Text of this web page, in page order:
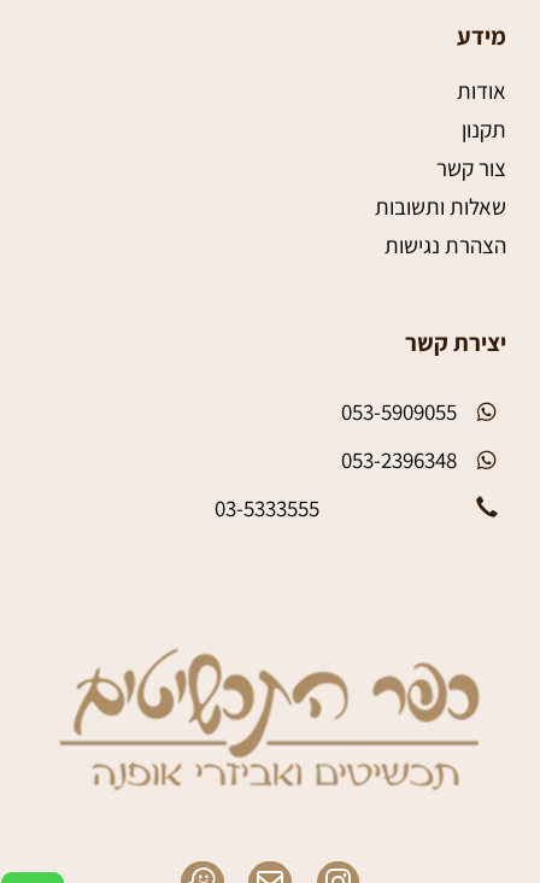
מידע
אודות
תקנון
צור קשר
שאלות ותשובות
הצהרת נגישות
יצירת קשר
053-5909055
053-2396348
03-5333555